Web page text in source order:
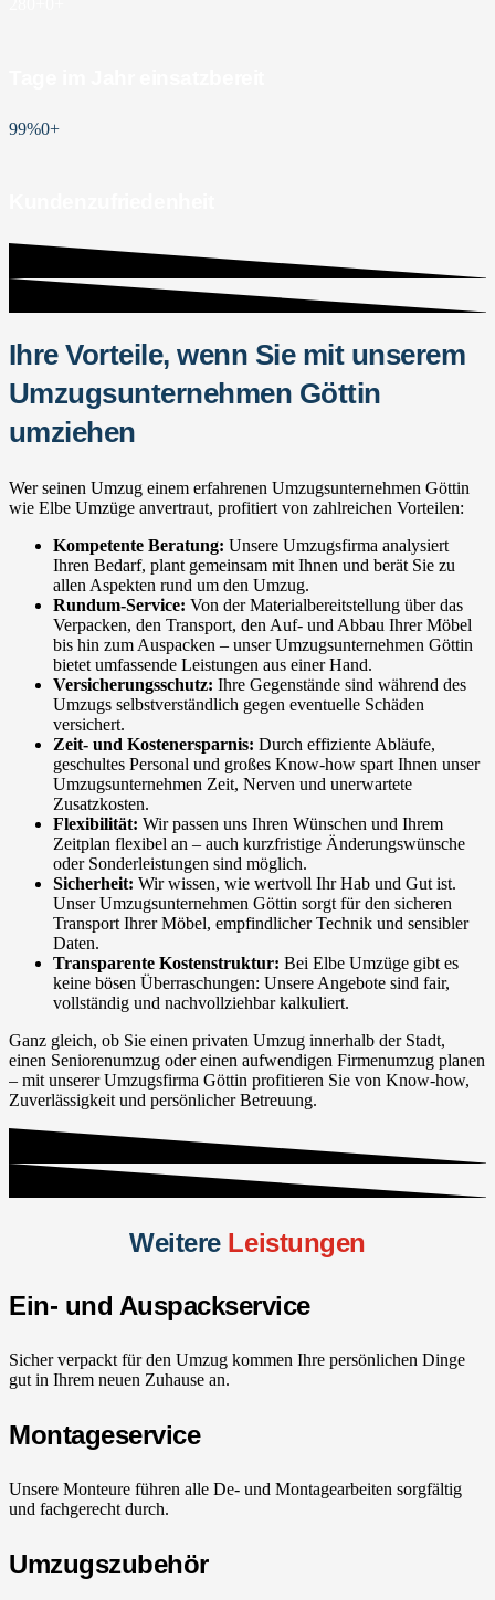
99%0+
Ihre Vorteile, wenn Sie mit unserem
Umzugsunternehmen Göttin
umziehen
Wer seinen Umzug einem erfahrenen Umzugsunternehmen Göttin
wie Elbe Umzüge anvertraut, profitiert von zahlreichen Vorteilen:
Kompetente Beratung: Unsere Umzugsfirma analysiert
Ihren Bedarf, plant gemeinsam mit Ihnen und berät Sie zu
allen Aspekten rund um den Umzug.
Rundum-Service: Von der Materialbereitstellung über das
Verpacken, den Transport, den Auf- und Abbau Ihrer Möbel
bis hin zum Auspacken – unser Umzugsunternehmen Göttin
bietet umfassende Leistungen aus einer Hand.
Versicherungsschutz: Ihre Gegenstände sind während des
Umzugs selbstverständlich gegen eventuelle Schäden
versichert.
Zeit- und Kostenersparnis: Durch effiziente Abläufe,
geschultes Personal und großes Know-how spart Ihnen unser
Umzugsunternehmen Zeit, Nerven und unerwartete
Zusatzkosten.
Flexibilität: Wir passen uns Ihren Wünschen und Ihrem
Zeitplan flexibel an – auch kurzfristige Änderungswünsche
oder Sonderleistungen sind möglich.
Sicherheit: Wir wissen, wie wertvoll Ihr Hab und Gut ist.
Unser Umzugsunternehmen Göttin sorgt für den sicheren
Transport Ihrer Möbel, empfindlicher Technik und sensibler
Daten.
Transparente Kostenstruktur: Bei Elbe Umzüge gibt es
keine bösen Überraschungen: Unsere Angebote sind fair,
vollständig und nachvollziehbar kalkuliert.
Ganz gleich, ob Sie einen privaten Umzug innerhalb der Stadt,
einen Seniorenumzug oder einen aufwendigen Firmenumzug planen
– mit unserer Umzugsfirma Göttin profitieren Sie von Know-how,
Zuverlässigkeit und persönlicher Betreuung.
Weitere Leistungen
Ein- und Auspackservice
Sicher verpackt für den Umzug kommen Ihre persönlichen Dinge
gut in Ihrem neuen Zuhause an.
Montageservice
Unsere Monteure führen alle De- und Montagearbeiten sorgfältig
und fachgerecht durch.
Umzugszubehör